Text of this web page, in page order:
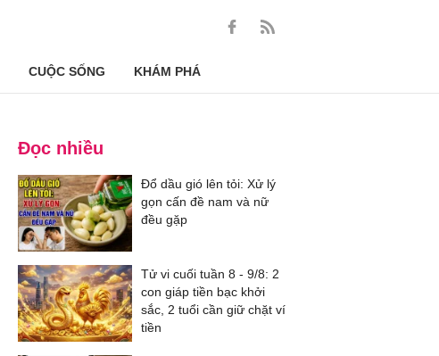
CUỘC SỐNG KHÁM PHÁ
Đọc nhiều
Đổ dầu gió lên tỏi: Xử lý
gọn cấn đề nam và nữ
đều gặp
Tử vi cuối tuần 8 - 9/8: 2
con giáp tiền bạc khởi
sắc, 2 tuổi cần giữ chặt ví
tiền